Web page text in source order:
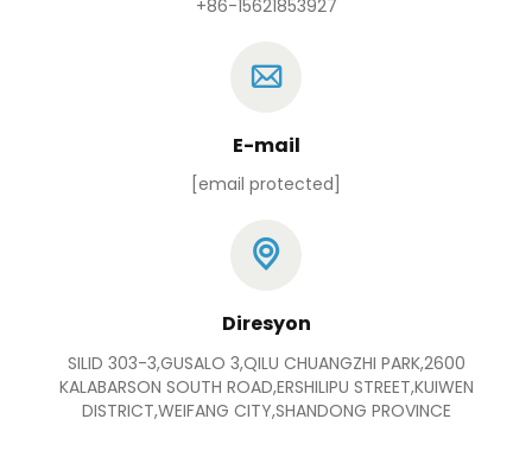
+86-15621853927
E-mail
[email protected]
Diresyon
SILID 303-3,GUSALO 3,QILU CHUANGZHI PARK,2600
KALABARSON SOUTH ROAD,ERSHILIPU STREET,KUIWEN
DISTRICT,WEIFANG CITY,SHANDONG PROVINCE